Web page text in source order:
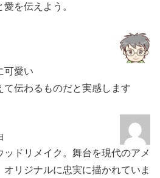
を伝えよう。
可愛い️
伝わるものだと実感します‍️
ッドリメイク。舞台を現代のアメ
オリジナルに忠実に描かれていま